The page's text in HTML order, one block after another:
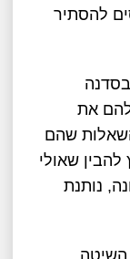
להסתיר
את
שהם
שאולי
נותנת